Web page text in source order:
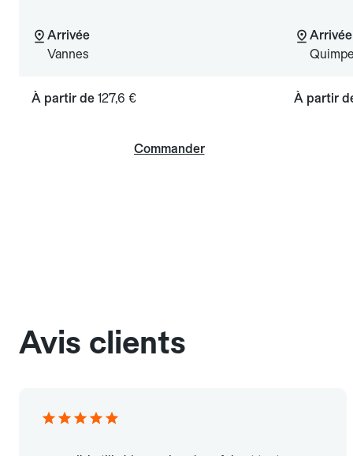
Arrivée
Vannes
À partir de 127,6 €
Commander
Arrivée
À partir
Avis clients